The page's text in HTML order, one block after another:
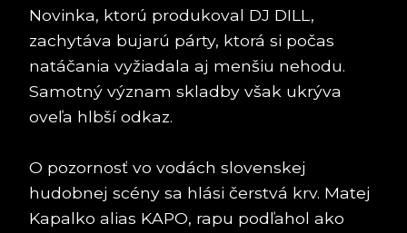
Novinka, ktorú produkoval DJ DILL,
zachytáva bujarú párty, ktorá si počas
natáčania vyžiadala aj menšiu nehodu.
Samotný význam skladby však ukrýva
oveľa hlbší odkaz.
O pozornosť vo vodách slovenskej
hudobnej scény sa hlási čerstvá krv. Matej
Kapalko alias KAPO, rapu podľahol ako